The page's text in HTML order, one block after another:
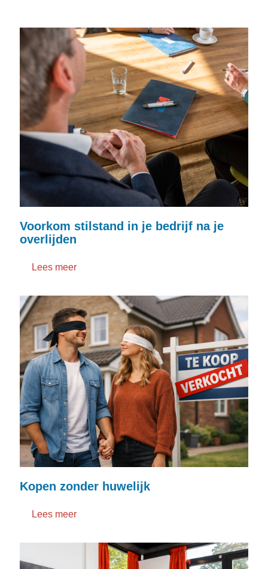
Voorkom stilstand in je bedrijf na je
overlijden
Lees meer
Kopen zonder huwelijk
Lees meer